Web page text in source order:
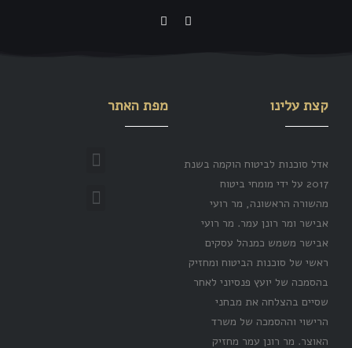
קצת עלינו
אדל סוכנות לביטוח הוקמה בשנת
2017 על ידי מומחי ביטוח
מהשורה הראשונה, מר רועי
אבישר ומר רונן עמר. מר רועי
אבישר משמש כמנהל עסקים
ראשי של סוכנות הביטוח ומחזיק
בהסמכה של יועץ פנסיוני לאחר
שסיים בהצלחה את מבחני
הרישוי וההסמכה של משרד
האוצר. מר רונן עמר מחזיק
מפת האתר